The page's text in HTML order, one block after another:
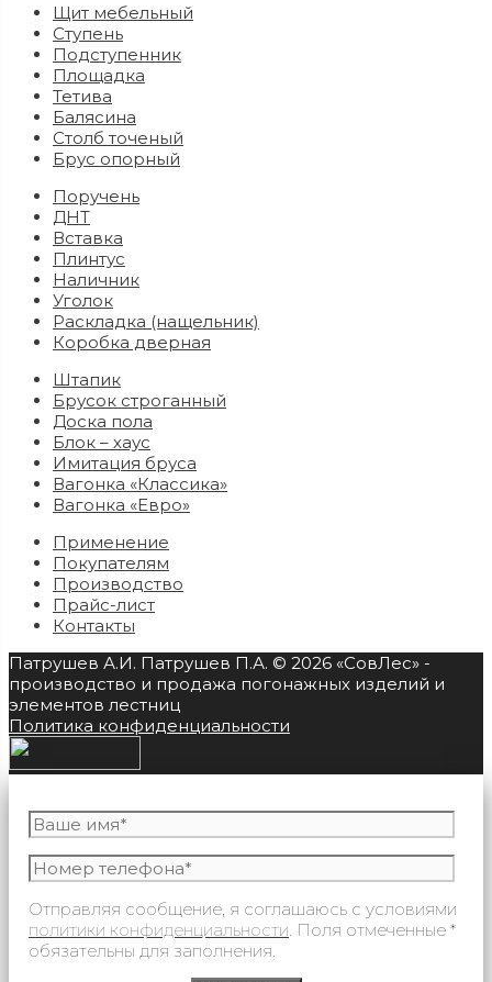
Щит мебельный
Ступень
Подступенник
Площадка
Тетива
Балясина
Столб точеный
Брус опорный
Поручень
ДНТ
Вставка
Плинтус
Наличник
Уголок
Раскладка (нащельник)
Коробка дверная
Штапик
Брусок строганный
Доска пола
Блок – хаус
Имитация бруса
Вагонка «Классика»
Вагонка «Евро»
Применение
Покупателям
Производство
Прайс-лист
Контакты
Патрушев А.И. Патрушев П.А. © 2026 «СовЛес» -
производство и продажа погонажных изделий и
элементов лестниц
Политика конфиденциальности
Отправляя сообщение, я соглашаюсь с условиями
политики конфиденциальности. Поля отмеченные *
обязательны для заполнения.